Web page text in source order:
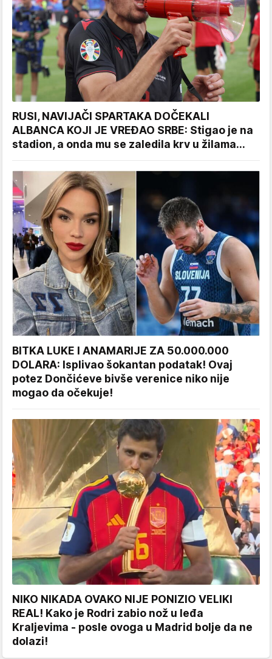
RUSI, NAVIJAČI SPARTAKA DOČEKALI
ALBANCA KOJI JE VREĐAO SRBE: Stigao je na
stadion, a onda mu se zaledila krv u žilama...
BITKA LUKE I ANAMARIJE ZA 50.000.000
DOLARA: Isplivao šokantan podatak! Ovaj
potez Dončićeve bivše verenice niko nije
mogao da očekuje!
NIKO NIKADA OVAKO NIJE PONIZIO VELIKI
REAL! Kako je Rodri zabio nož u leđa
Kraljevima - posle ovoga u Madrid bolje da ne
dolazi!